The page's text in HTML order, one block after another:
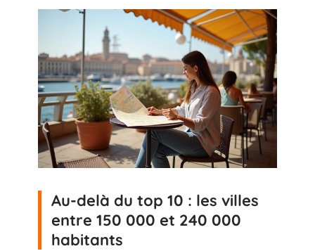
Au-delà du top 10 : les villes
entre 150 000 et 240 000
habitants